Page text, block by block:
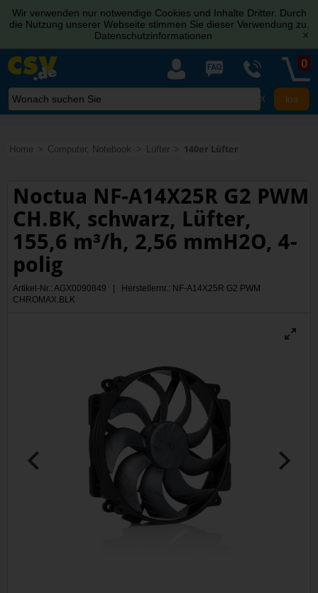
Wir verwenden nur notwendige Cookies und Inhalte Dritter. Durch
die Nutzung unserer Webseite stimmen Sie dieser Verwendung zu.
Datenschutzinformationen
[x]
X
0
Home Computer, Notebook Lüfter 140er Lüfter
Noctua NF-A14X25R G2 PWM
CH.BK, schwarz, Lüfter,
155,6 m³/h, 2,56 mmH2O, 4-
polig
Artikel-Nr.: AGX0090849 | Herstellernr.: NF-A14X25R G2 PWM
CHROMAX.BLK